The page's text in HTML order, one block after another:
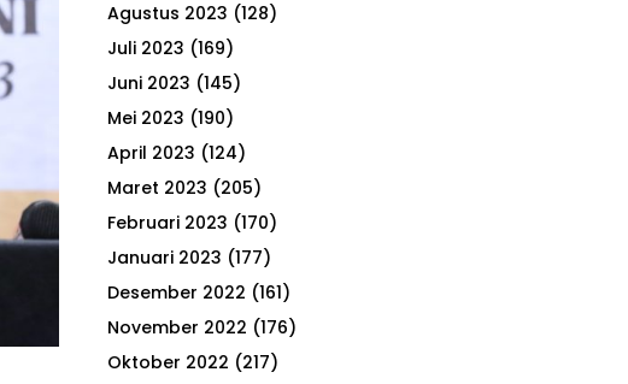
Agustus 2023 (128)
Juli 2023 (169)
Juni 2023 (145)
Mei 2023 (190)
April 2023 (124)
Maret 2023 (205)
Februari 2023 (170)
Januari 2023 (177)
Desember 2022 (161)
November 2022 (176)
Oktober 2022 (217)